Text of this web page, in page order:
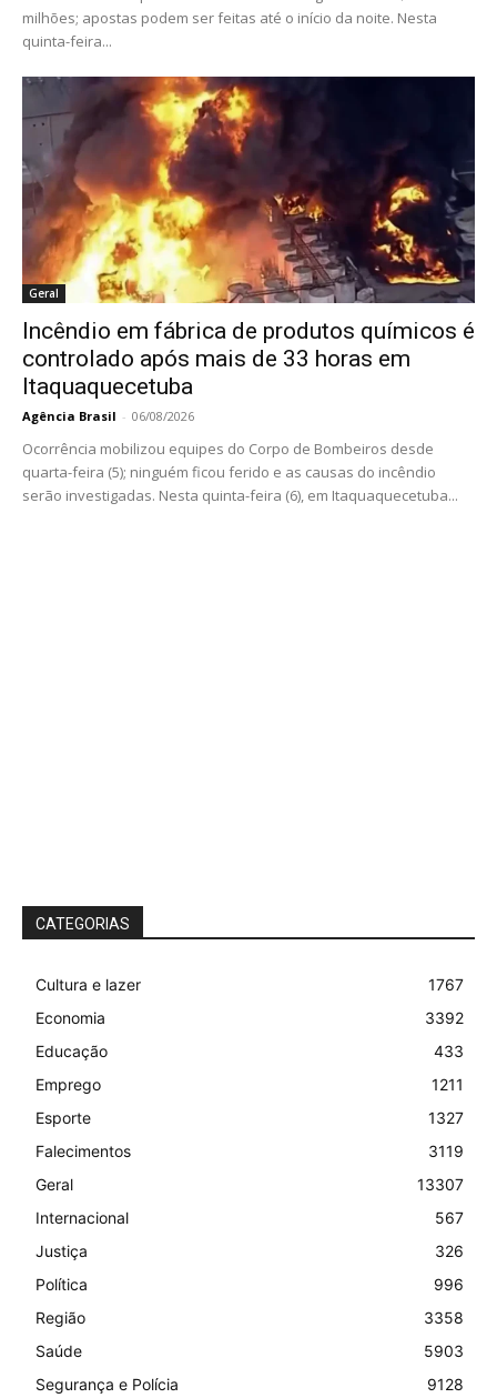
milhões; apostas podem ser feitas até o início da noite. Nesta
quinta-feira...
Geral
Incêndio em fábrica de produtos químicos é
controlado após mais de 33 horas em
Itaquaquecetuba
Agência Brasil - 06/08/2026
Ocorrência mobilizou equipes do Corpo de Bombeiros desde
quarta-feira (5); ninguém ficou ferido e as causas do incêndio
serão investigadas. Nesta quinta-feira (6), em Itaquaquecetuba...
CATEGORIAS
Cultura e lazer
1767
Economia
3392
Educação
433
Emprego
1211
Esporte
1327
Falecimentos
3119
Geral
13307
Internacional
567
Justiça
326
Política
996
Região
3358
Saúde
5903
Segurança e Polícia
9128